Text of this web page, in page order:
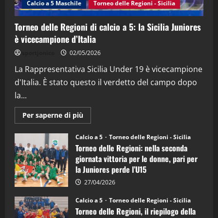
4 15/04/2026
"SportEmpire" in Podcast
“SportEmpire” in Podcast: 26^ Puntata
08/04/2026
Calcio a 5 Maschile Torneo delle Regioni - Sicilia
Torneo delle Regioni di calcio a 5: la Sicilia Juniores
è vicecampione d’Italia
02/05/2026
La Rappresentativa Sicilia Under 19 è vicecampione
d'Italia. È stato questo il verdetto del campo dopo
la...
Per saperne di più
informazioni
Torneo
delle
Regioni
di
calcio
a
5:
la
Juniores
è
vicecampione
Calcio a 5 Torneo delle Regioni - Sicilia
Torneo delle Regioni: nella seconda
giornata vittoria per le donne, pari per
la Juniores perde l’U15
27/04/2026
Calcio a 5 Torneo delle Regioni - Sicilia
Torneo delle Regioni, il riepilogo della